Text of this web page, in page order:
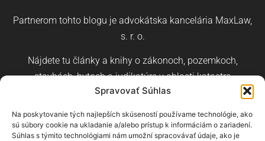
Spravovať Súhlas
Na poskytovanie tých najlepších skúseností používame technológie, ako
sú súbory cookie na ukladanie a/alebo prístup k informáciám o zariadení.
Súhlas s týmito technológiami nám umožní spracovávať údaje, ako je
Partnerom tohto blogu je advokátska kancelária MaxLaw,
s. r. o.
Nájdete tu články a knihy o zákonoch, pozemkoch,
stavbách, bytoch a judikatúre v oblasti katastra
nehnuteľností a stavebného práva.